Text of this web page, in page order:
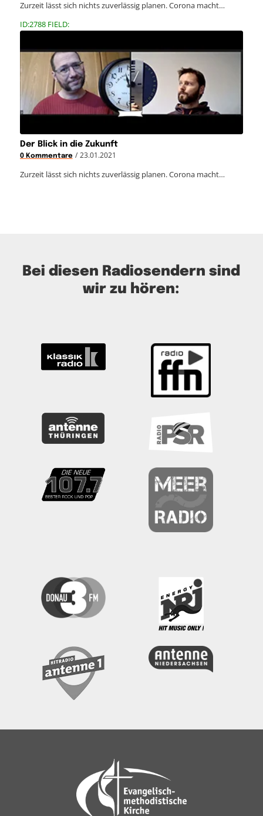
Zurzeit lässt sich nichts zuverlässig planen. Corona macht…
ID:2788 FIELD:
Der Blick in die Zukunft
0 Kommentare / 23.01.2021
Zurzeit lässt sich nichts zuverlässig planen. Corona macht…
Bei diesen Radiosendern sind
wir zu hören: